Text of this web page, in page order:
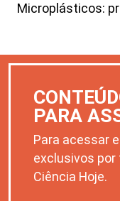
Microplásticos:
PARA
Para acessar
exclusivos por
Ciência Hoje.